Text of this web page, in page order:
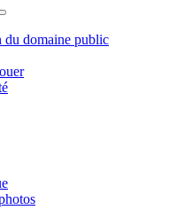
du domaine public